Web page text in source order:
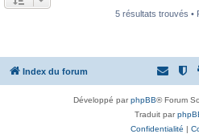
g
e
5 résultats trouvés •
Index du forum
Développé parphpBB® Forum
Traduit par
Confidentialité |